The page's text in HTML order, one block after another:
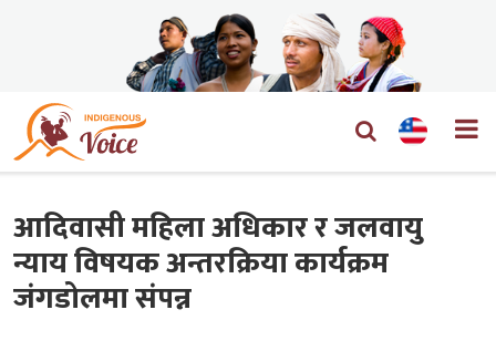
आदिवासी महिला अधिकार र जलवायु
न्याय विषयक अन्तरक्रिया कार्यक्रम
जंगडोलमा संपन्न